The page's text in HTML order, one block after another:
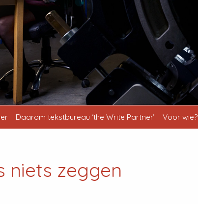
Daarom tekstbureau ‘the Write Partner’ Voor wie?
niets zeggen